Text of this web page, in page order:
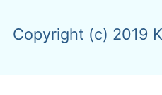
Copyright (c) 2019